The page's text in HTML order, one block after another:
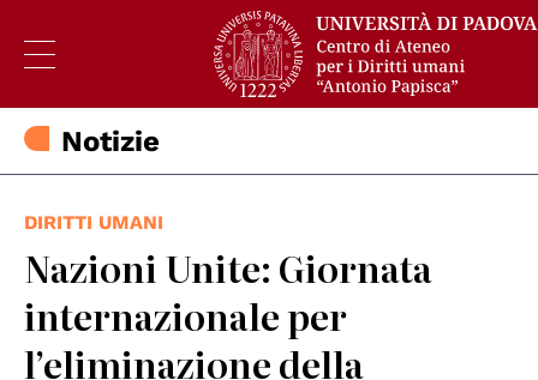
Notizie
DIRITTI UMANI
Nazioni Unite: Giornata
internazionale per
l’eliminazione della